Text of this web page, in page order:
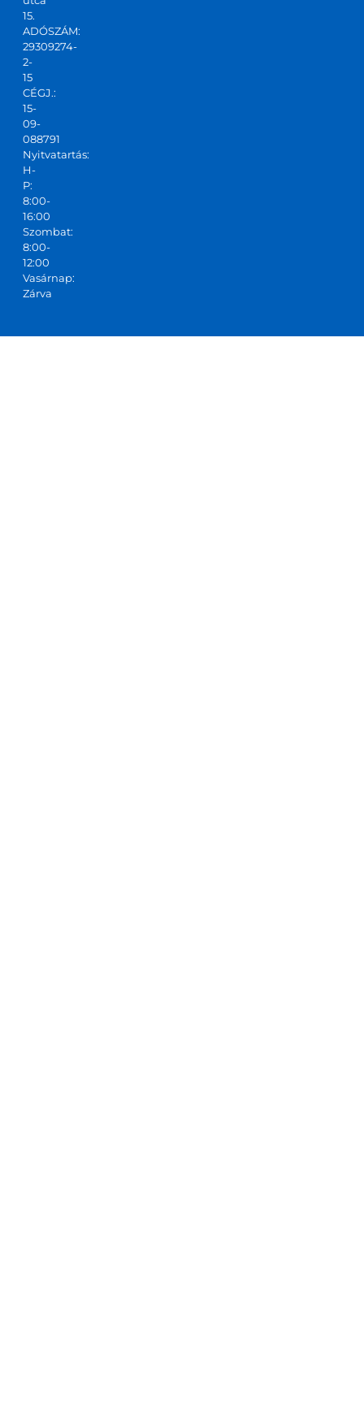
15.
ADÓSZÁM:
29309274-
2-
15
CÉGJ.:
15-
09-
088791
Nyitvatartás:
H-
P:
8:00-
16:00
Szombat:
8:00-
12:00
Vasárnap:
Zárva